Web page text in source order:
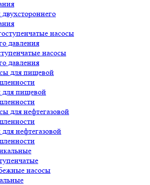
насосы
давления
для пищевой
нефтегазовой